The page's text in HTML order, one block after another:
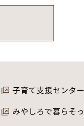
子育て支援センター
みやしろで暮らそっ